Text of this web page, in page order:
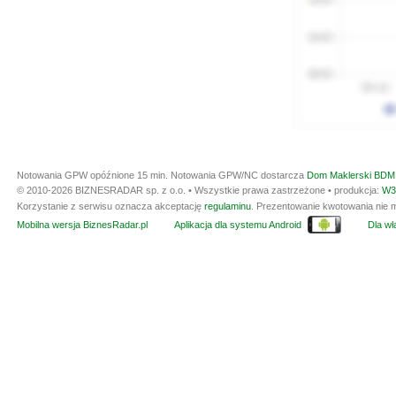
Notowania GPW opóźnione 15 min. Notowania GPW/NC dostarcza Dom Maklerski
© 2010-2026 BIZNESRADAR sp. z o.o. • Wszystkie prawa zastrzeżone • produkcja:
Korzystanie z serwisu oznacza akceptację regulaminu. Prezentowanie kwotowania nie
Mobilna wersja BiznesRadar.pl
Aplikacja dla systemu Android Dla